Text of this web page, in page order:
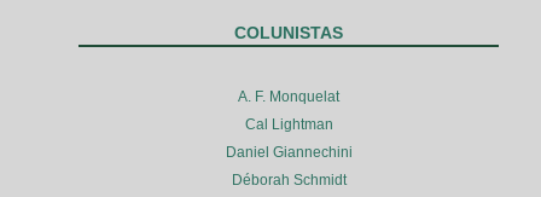
COLUNISTAS
A. F. Monquelat
Cal Lightman
Daniel Giannechini
Déborah Schmidt